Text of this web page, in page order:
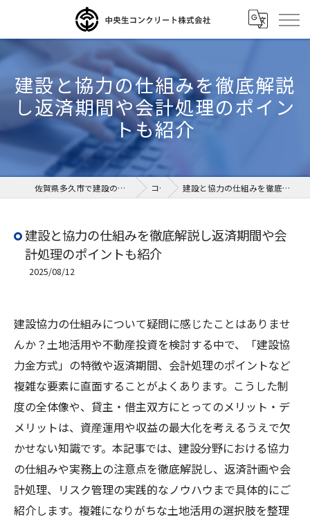
建設と協力の仕組みを徹底解説
し返済期間や会計処理のポイン
トも紹介
佐賀県多久市で建設の求人なら中央生コンクリート株式会社 コラム 建設と協力の仕組みを徹底解説し返済期間や会計処理のポイントも紹介
建設と協力の仕組みを徹底解説し返済期間や会
計処理のポイントも紹介
2025/08/12
建設協力の仕組みについて疑問に感じたことはありませ
んか？土地活用や不動産投資を検討する中で、「建設協
力金方式」の特徴や返済期間、会計処理のポイントなど
複雑な要素に直面することがよくあります。こうした制
度の全体像や、貸主・借主双方にとってのメリット・デ
メリットは、資産運用や収益の最大化を考えるうえで欠
かせない知識です。本記事では、建設分野における協力
の仕組みや実務上の注意点を徹底解説し、返済計画や会
計処理、リスク管理の実践的なノウハウまで具体的にご
紹介します。複雑になりがちな土地活用の選択肢を整理